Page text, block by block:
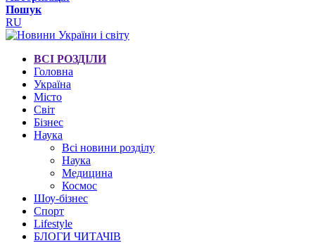
Пошук
RU
ВСІ РОЗДІЛИ
Головна
Україна
Місто
Світ
Бізнес
Наука
Всі новини розділу
Наука
Медицина
Космос
Шоу-бізнес
Спорт
Lifestyle
БЛОГИ ЧИТАЧІВ